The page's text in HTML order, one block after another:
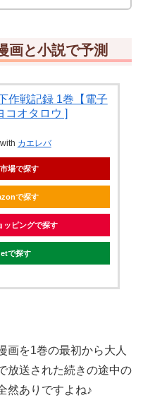
画と小説で予測
作戦記録 1巻【電子
コオタロウ ]
カエレバ
場で探す
で探す
ッピングで探す
で探す
画を1巻の最初から大人
放送された続きの途中の
然ありですよね♪